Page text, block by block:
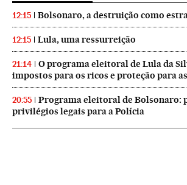
12:15 Bolsonaro, a destruição como
12:15 Lula, uma ressurreição
21:14
O programa eleitoral de Lula da
impostos para os ricos e proteção para
20:55
Programa eleitoral de Bolsonaro:
privilégios legais para a Polícia